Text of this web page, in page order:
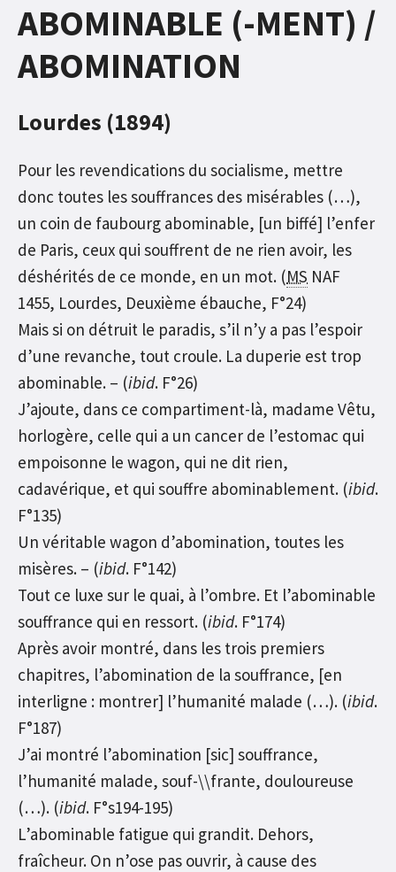
ABOMINABLE (-MENT) /
ABOMINATION
Lourdes (1894)
Pour les revendications du socialisme, mettre
donc toutes les souffrances des misérables (…),
un coin de faubourg abominable, [un biffé] l’enfer
de Paris, ceux qui souffrent de ne rien avoir, les
déshérités de ce monde, en un mot. (MS NAF
1455, Lourdes, Deuxième ébauche, F°24)
Mais si on détruit le paradis, s’il n’y a pas l’espoir
d’une revanche, tout croule. La duperie est trop
abominable. – (ibid. F°26)
J’ajoute, dans ce compartiment-là, madame Vêtu,
horlogère, celle qui a un cancer de l’estomac qui
empoisonne le wagon, qui ne dit rien,
cadavérique, et qui souffre abominablement. (ibid.
F°135)
Un véritable wagon d’abomination, toutes les
misères. – (ibid. F°142)
Tout ce luxe sur le quai, à l’ombre. Et l’abominable
souffrance qui en ressort. (ibid. F°174)
Après avoir montré, dans les trois premiers
chapitres, l’abomination de la souffrance, [en
interligne : montrer] l’humanité malade (…). (ibid.
F°187)
J’ai montré l’abomination [sic] souffrance,
l’humanité malade, souf-\\frante, douloureuse
(…). (ibid. F°s194-195)
L’abominable fatigue qui grandit. Dehors,
fraîcheur. On n’ose pas ouvrir, à cause des